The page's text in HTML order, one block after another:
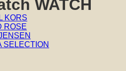
KORS
ROSE
SELECTION
WATCH